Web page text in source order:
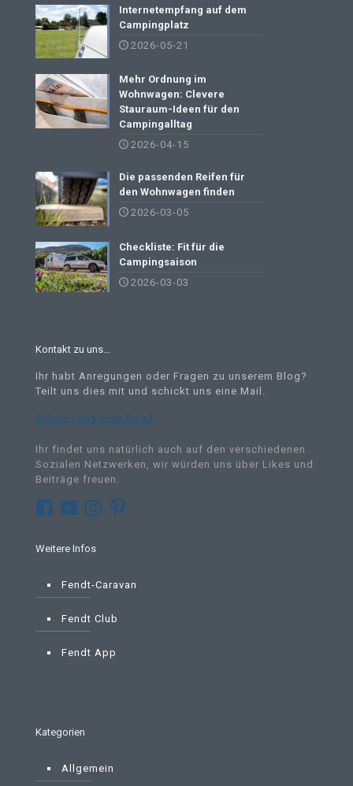
Internetempfang auf dem
Campingplatz
2026-05-21
Mehr Ordnung im
Wohnwagen: Clevere
Stauraum-Ideen für den
Campingalltag
2026-04-15
Die passenden Reifen für
den Wohnwagen finden
2026-03-05
Checkliste: Fit für die
Campingsaison
2026-03-03
Kontakt zu uns…
Ihr habt Anregungen oder Fragen zu unserem Blog?
Teilt uns dies mit und schickt uns eine Mail
Schickt uns eine Email
Ihr findet uns natürlich auch auf den verschiedenen
Sozialen Netzwerken, wir würden uns über Likes und
Beiträge freuen.
Weitere Infos
Fendt-Caravan
Fendt Club
Fendt App
Kategorien
Allgemein